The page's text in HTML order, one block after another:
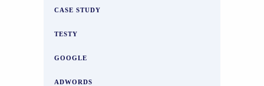
CASE STUDY
TESTY
GOOGLE
ADWORDS